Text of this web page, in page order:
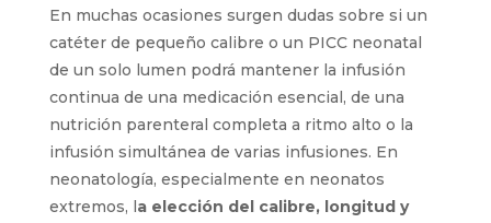
En muchas ocasiones surgen dudas sobre si un
catéter de pequeño calibre o un PICC neonatal
de un solo lumen podrá mantener la infusión
continua de una medicación esencial, de una
nutrición parenteral completa a ritmo alto o la
infusión simultánea de varias infusiones. En
neonatología, especialmente en neonatos
extremos, la elección del calibre, longitud y